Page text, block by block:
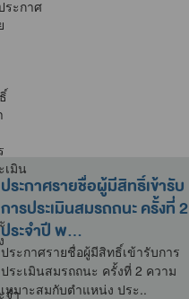
ประกาศรายชื่อผู้มีสิทธิ์เข้ารับ
การประเมินสมรถถนะ ครั้งที่ 2
ประจำปี พ...
ประกาศรายชื่อผู้มีสิทธิ์เข้ารับการ
ประเมินสมรถถนะ ครั้งที่ 2 ความ
เหมาะสมกับตำแหน่ง ประ..